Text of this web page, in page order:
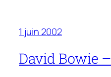
1 juin 2002
David Bowie